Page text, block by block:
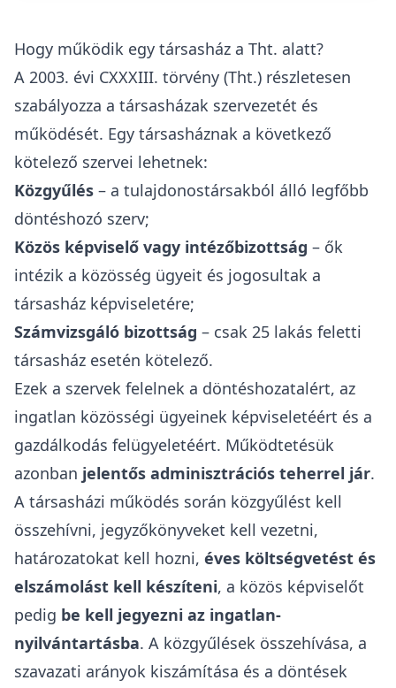
Hogy működik egy társasház a Tht. alatt?
A 2003. évi CXXXIII. törvény (Tht.) részletesen
szabályozza a társasházak szervezetét és
működését. Egy társasháznak a következő
kötelező szervei lehetnek:
Közgyűlés – a tulajdonostársakból álló legfőbb
döntéshozó szerv;
Közös képviselő vagy intézőbizottság – ők
intézik a közösség ügyeit és jogosultak a
társasház képviseletére;
Számvizsgáló bizottság – csak 25 lakás feletti
társasház esetén kötelező.
Ezek a szervek felelnek a döntéshozatalért, az
ingatlan közösségi ügyeinek képviseletéért és a
gazdálkodás felügyeletéért. Működtetésük
azonban jelentős adminisztrációs teherrel jár.
A társasházi működés során közgyűlést kell
összehívni, jegyzőkönyveket kell vezetni,
határozatokat kell hozni, éves költségvetést és
elszámolást kell készíteni, a közös képviselőt
pedig be kell jegyezni az ingatlan-
nyilvántartásba. A közgyűlések összehívása, a
szavazati arányok kiszámítása és a döntések